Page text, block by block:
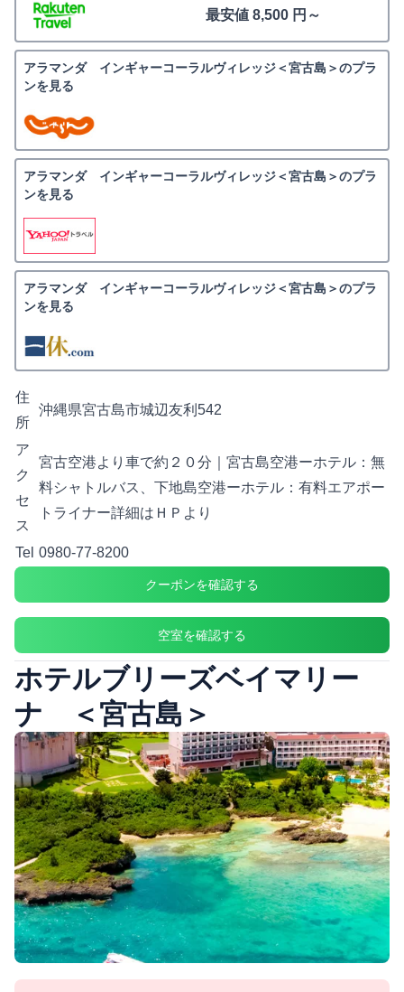
最安値 8,500 円～
アラマンダ インギャーコーラルヴィレッジ＜宮古島＞のプラ
ンを見る
アラマンダ インギャーコーラルヴィレッジ＜宮古島＞のプラ
ンを見る
アラマンダ インギャーコーラルヴィレッジ＜宮古島＞のプラ
ンを見る
住
所
沖縄県宮古島市城辺友利542
ア
ク
セ
ス
宮古空港より車で約２０分｜宮古島空港ーホテル：無
料シャトルバス、下地島空港ーホテル：有料エアポー
トライナー詳細はＨＰより
Tel 0980-77-8200
クーポンを確認する
空室を確認する
ホテルブリーズベイマリー
ナ ＜宮古島＞